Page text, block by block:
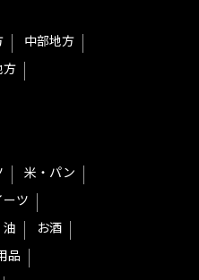
中部地方
方
米・パン
ーツ
油
お酒
品